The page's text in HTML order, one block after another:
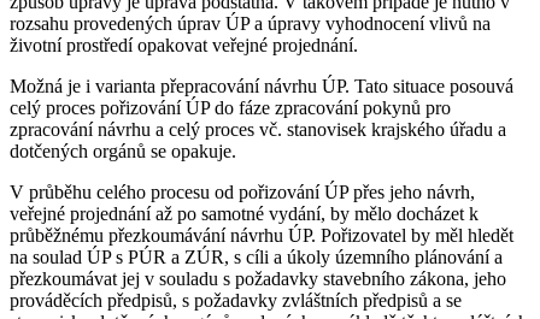
rozsahu provedených úprav ÚP a úpravy vyhodnocení vlivů na
životní prostředí opakovat veřejné projednání.
Možná je i varianta přepracování návrhu ÚP. Tato situace posouvá
celý proces pořizování ÚP do fáze zpracování pokynů pro
zpracování návrhu a celý proces vč. stanovisek krajského úřadu a
dotčených orgánů se opakuje.
V průběhu celého procesu od pořizování ÚP přes jeho návrh,
veřejné projednání až po samotné vydání, by mělo docházet k
průběžnému přezkoumávání návrhu ÚP. Pořizovatel by měl hledět
na soulad ÚP s PÚR a ZÚR, s cíli a úkoly územního plánování a
přezkoumávat jej v souladu s požadavky stavebního zákona, jeho
prováděcích předpisů, s požadavky zvláštních předpisů a se